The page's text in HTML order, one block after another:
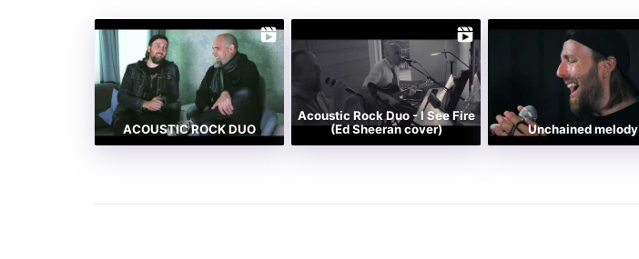
ACOUSTIC ROCK DUO
Acoustic Rock Duo - I See Fire
(Ed Sheeran cover)
Unchained melody